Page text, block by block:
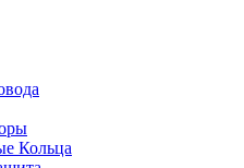
Кольца